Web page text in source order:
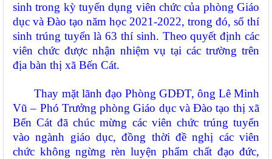
sinh trong kỳ tuyển dụng viên chức của phòng Giáo
dục và Đào tạo năm học 2021-2022, trong đó, số thí
sinh trúng tuyển là 63 thí sinh. Theo quyết định các
viên chức được nhận nhiệm vụ tại các trường trên
địa bàn thị xã Bến Cát.
Thay mặt lãnh đạo Phòng GDĐT, ông Lê Minh
Vũ – Phó Trưởng phòng Giáo dục và Đào tạo thị xã
Bến Cát đã chúc mừng các viên chức trúng tuyển
vào ngành giáo dục, đồng thời đề nghị các viên
chức không ngừng rèn luyện phẩm chất đạo đức,